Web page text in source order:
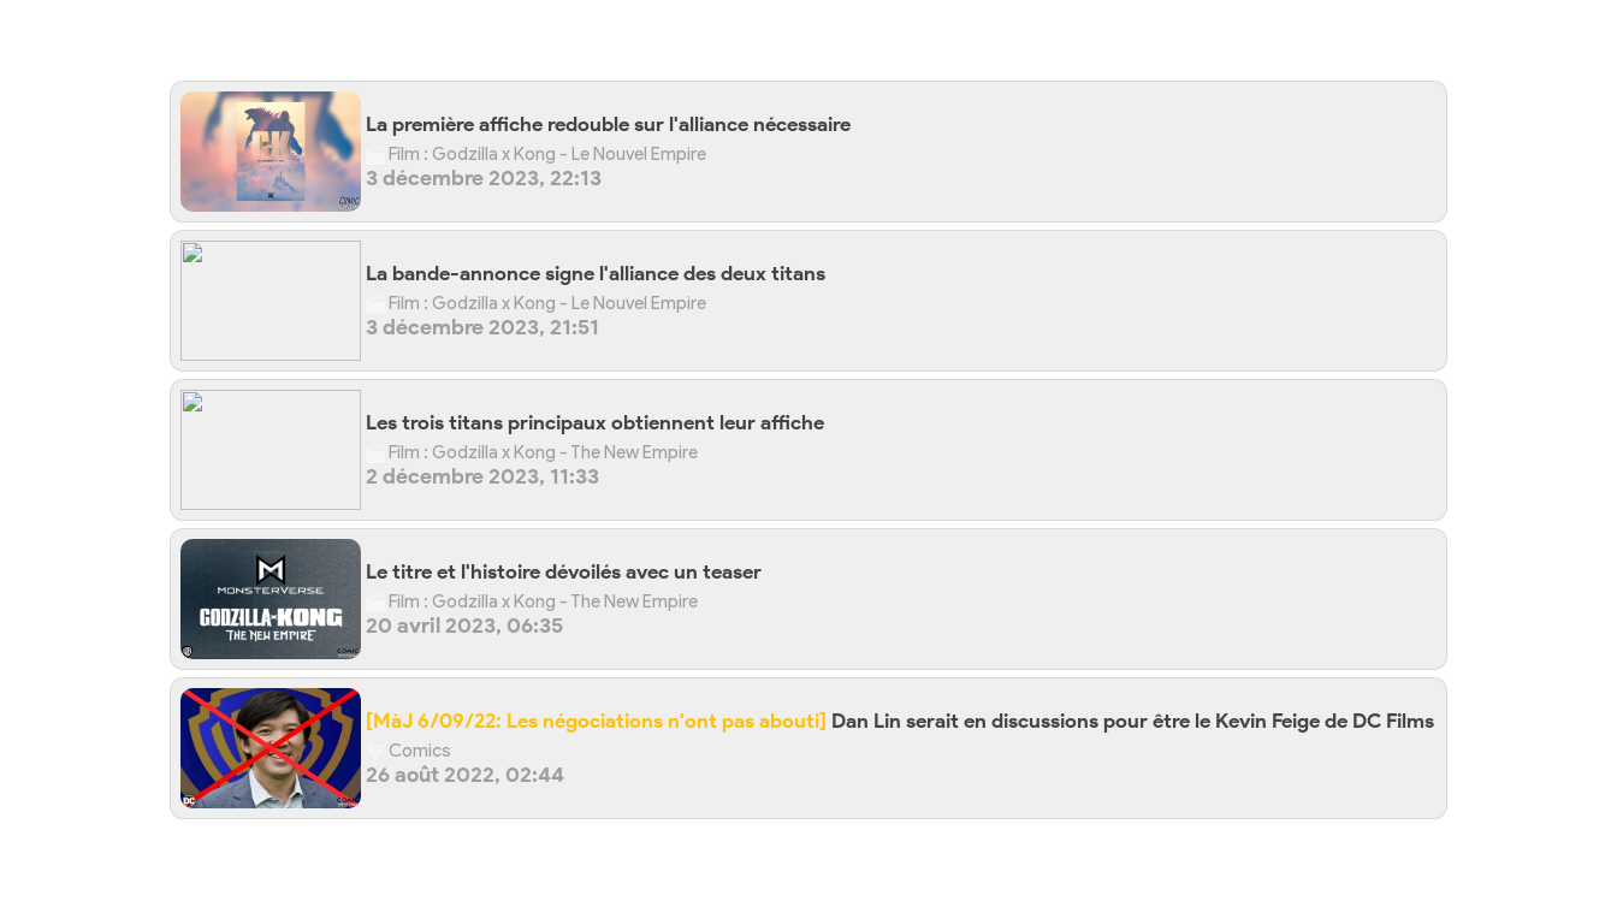
La première affiche redouble sur l'alliance nécessaire
Film : Godzilla x Kong - Le Nouvel Empire
3 décembre 2023, 22:13
La bande-annonce signe l'alliance des deux titans
Film : Godzilla x Kong - Le Nouvel Empire
3 décembre 2023, 21:51
Les trois titans principaux obtiennent leur affiche
Film : Godzilla x Kong - The New Empire
2 décembre 2023, 11:33
Le titre et l'histoire dévoilés avec un teaser
Film : Godzilla x Kong - The New Empire
20 avril 2023, 06:35
[MàJ 6/09/22: Les négociations n'ont pas abouti] Dan Lin serait en discussions pour être le Kevin Feige de DC Films
Comics
26 août 2022, 02:44